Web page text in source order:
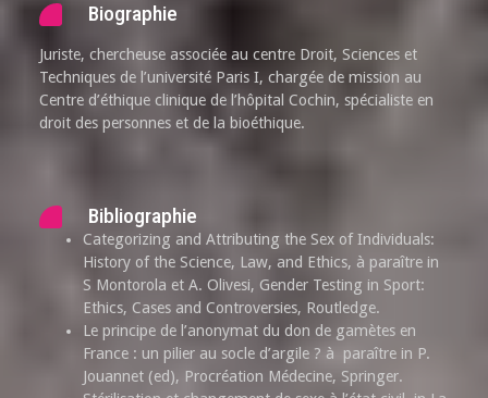
Biographie
Juriste, chercheuse associée au centre Droit, Sciences et
Techniques de l’université Paris I, chargée de mission au
Centre d’éthique clinique de l’hôpital Cochin, spécialiste en
droit des personnes et de la bioéthique.
Bibliographie
Categorizing and Attributing the Sex of Individuals:
History of the Science, Law, and Ethics, à paraître in
S Montorola et A. Olivesi, Gender Testing in Sport:
Ethics, Cases and Controversies, Routledge.
Le principe de l’anonymat du don de gamètes en
France : un pilier au socle d’argile ? à paraître in P.
Jouannet (ed), Procréation Médecine, Springer.